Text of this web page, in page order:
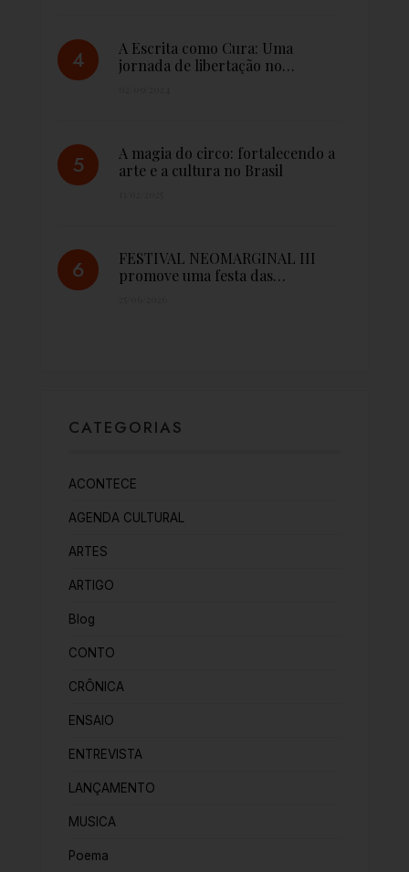
A Escrita como Cura: Uma
jornada de libertação no…
A magia do circo: fortalecendo a
arte e a cultura no Brasil
FESTIVAL NEOMARGINAL III
promove uma festa das…
CATEGORIAS
ACONTECE
AGENDA CULTURAL
ARTES
ARTIGO
Blog
CONTO
CRÔNICA
ENSAIO
ENTREVISTA
LANÇAMENTO
MUSICA
Poema